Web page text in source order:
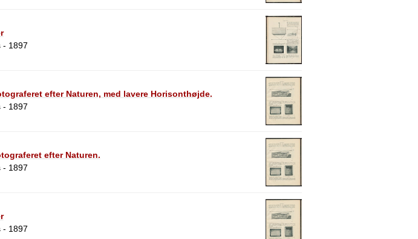
- 1897
efter Naturen, med lavere Horisonthøjde.
- 1897
efter Naturen.
- 1897
- 1897